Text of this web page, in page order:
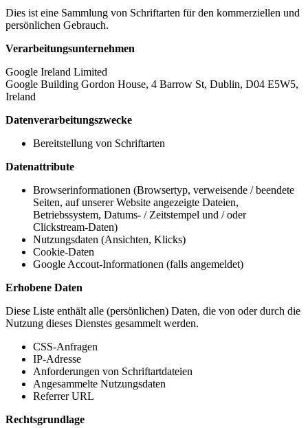
Dies ist eine Sammlung von Schriftarten für den kommerziellen und
persönlichen Gebrauch.
Verarbeitungsunternehmen
Google Ireland Limited
Google Building Gordon House, 4 Barrow St, Dublin, D04 E5W5,
Ireland
Datenverarbeitungszwecke
Bereitstellung von Schriftarten
Datenattribute
Browserinformationen (Browsertyp, verweisende / beendete
Seiten, auf unserer Website angezeigte Dateien,
Betriebssystem, Datums- / Zeitstempel und / oder
Clickstream-Daten)
Nutzungsdaten (Ansichten, Klicks)
Cookie-Daten
Google Accout-Informationen (falls angemeldet)
Erhobene Daten
Diese Liste enthält alle (persönlichen) Daten, die von oder durch die
Nutzung dieses Dienstes gesammelt werden.
CSS-Anfragen
IP-Adresse
Anforderungen von Schriftartdateien
Angesammelte Nutzungsdaten
Referrer URL
Rechtsgrundlage